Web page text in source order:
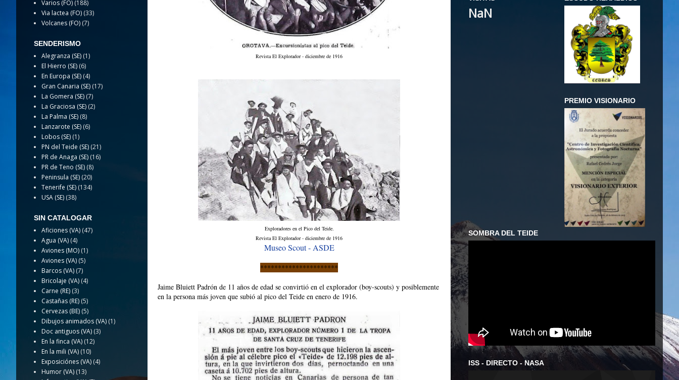
Revista El Explorador - diciembre de 1916
Exploradores en el Pico del Teide.
Revista El Explorador - diciembre de 1916
Museo Scout - ASDE
**********************
Jaime Bluiett Padrón de 11 años de edad se convirtió en el explorador (boy-scouts) y posiblemente
en la persona más joven que subió al pico del Teide en enero de 1916.
Varios (FO) (188)
Via lactea (FO) (33)
Volcanes (FO) (7)
SENDERISMO
Alegranza (SE) (1)
El Hierro (SE) (6)
En Europa (SE) (4)
Gran Canaria (SE) (17)
La Gomera (SE) (7)
La Graciosa (SE) (2)
La Palma (SE) (8)
Lanzarote (SE) (6)
Lobos (SE) (1)
PN del Teide (SE) (21)
PR de Anaga (SE) (16)
PR de Teno (SE) (8)
Peninsula (SE) (20)
Tenerife (SE) (134)
USA (SE) (38)
SIN CATALOGAR
Aficiones (VA) (47)
Agua (VA) (4)
Aviones (MO) (1)
Aviones (VA) (5)
Barcos (VA) (7)
Bricolaje (VA) (4)
Carne (RE) (3)
Castañas (RE) (5)
Cervezas (BE) (5)
Dibujos animados (VA) (1)
Doc antiguos (VA) (3)
En la finca (VA) (12)
En la mili (VA) (10)
Exposiciónes (VA) (4)
Humor (VA) (13)
NaN
PREMIO VISIONARIO
SOMBRA DEL TEIDE
ISS - DIRECTO - NASA